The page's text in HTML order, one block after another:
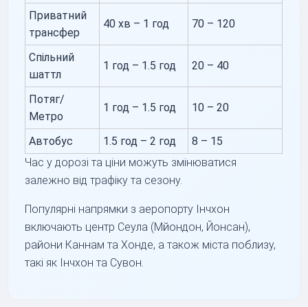
Приватний
трансфер
40 хв – 1 год 70 – 120
Спільний
шаттл
1 год – 1.5 год 20 – 40
Потяг/
Метро
1 год – 1.5 год 10 – 20
Автобус 1.5 год – 2 год
8 – 15
Час у дорозі та ціни можуть змінюватися
залежно від трафіку та сезону.
Популярні напрямки з аеропорту Інчхон
включають центр Сеула (Мйондон, Йонсан),
райони Каннам та Хонде, а також міста поблизу,
такі як Інчхон та Сувон.